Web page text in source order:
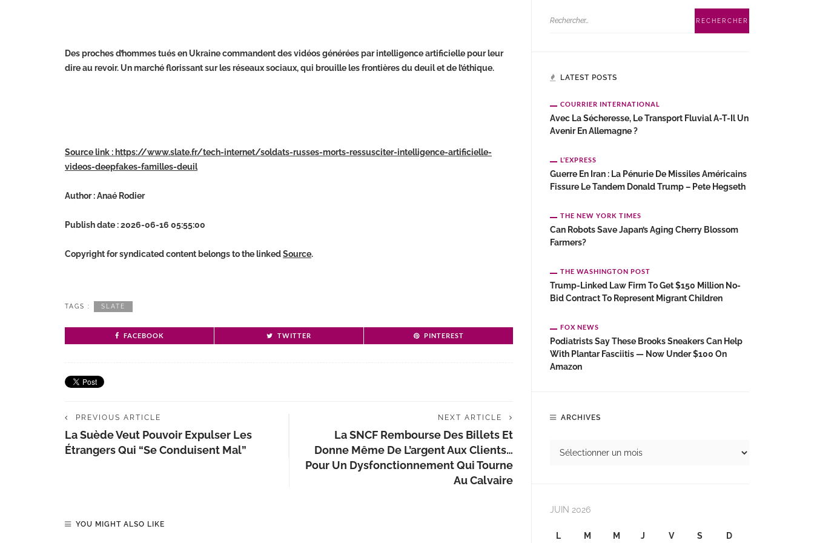
Des proches d’hommes tués en Ukraine commandent des vidéos générées par intelligence artificielle pour leur
dire au revoir. Un marché florissant sur les réseaux sociaux, qui brouille les frontières du deuil et de l’éthique.
Source link : https://www.slate.fr/tech-internet/soldats-russes-morts-ressusciter-intelligence-artificielle-
videos-deepfakes-familles-deuil
Author : Anaé Rodier
Publish date : 2026-06-16 05:55:00
Copyright for syndicated content belongs to the linkedSource.
TAGS : SLATE
FACEBOOK TWITTER PINTEREST
PREVIOUS ARTICLE
La Suède Veut Pouvoir Expulser Les
Étrangers Qui “se Conduisent Mal”
NEXT ARTICLE
La SNCF Rembourse Des Billets Et
Donne Même De L’argent Aux Clients…
Pour Un Dysfonctionnement Qui Tourne
Au Calvaire
YOU MIGHT ALSO LIKE
LATEST POSTS
COURRIER INTERNATIONAL
Avec La Sécheresse, Le Transport Fluvial A-T-Il Un
Avenir En Allemagne ?
L’EXPRESS
Guerre En Iran : La Pénurie De Missiles Américains
Fissure Le Tandem Donald Trump – Pete Hegseth
THE NEW YORK TIMES
Can Robots Save Japan’s Aging Cherry Blossom
Farmers?
THE WASHINGTON POST
Trump-Linked Law Firm To Get $150 Million No-
Bid Contract To Represent Migrant Children
FOX NEWS
Podiatrists Say These Brooks Sneakers Can Help
With Plantar Fasciitis — Now Under $100 On
Amazon
ARCHIVES
JUIN 2026
L M M J V S D